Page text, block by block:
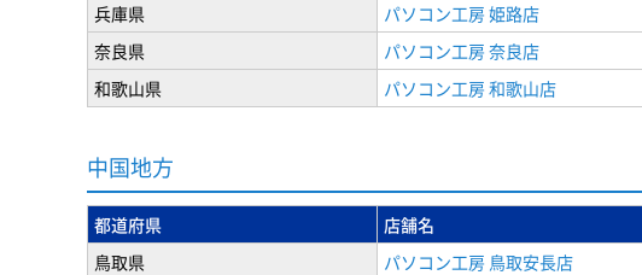
兵庫県
パソコン工房 姫路店
奈良県
パソコン工房 奈良店
和歌山県
パソコン工房 和歌山店
中国地方
都道府県 店舗名
鳥取県
パソコン工房 鳥取安長店